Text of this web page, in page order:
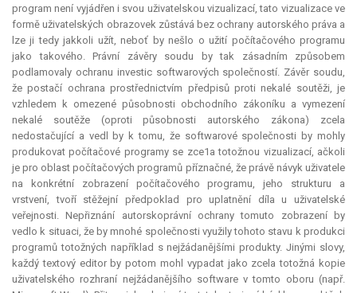
program není vyjádřen i svou uživatelskou vizualizací, tato vizualizace ve
formě uživatelských obrazovek zůstává bez ochrany autorského práva a
lze ji tedy jakkoli užít, neboť by nešlo o užití počítačového programu
jako takového. Právní závěry soudu by tak zásadním způsobem
podlamovaly ochranu investic softwarových společností. Závěr soudu,
že postačí ochrana prostřednictvím předpisů proti nekalé soutěži, je
vzhledem k omezené působnosti obchodního zákoníku a vymezení
nekalé soutěže (oproti působnosti autorského zákona) zcela
nedostačující a vedl by k tomu, že softwarové společnosti by mohly
produkovat počítačové programy se zce1a totožnou vizualizací, ačkoli
je pro oblast počítačových programů příznačné, že právě návyk uživatele
na konkrétní zobrazení počítačového programu, jeho strukturu a
vrstvení, tvoří stěžejní předpoklad pro uplatnění díla u uživatelské
veřejnosti. Nepřiznání autorskoprávní ochrany tomuto zobrazení by
vedlo k situaci, že by mnohé společnosti využily tohoto stavu k produkci
programů totožných například s nejžádanějšími produkty. Jinými slovy,
každý textový editor by potom mohl vypadat jako zcela totožná kopie
uživatelského rozhraní nejžádanějšího software v tomto oboru (např.